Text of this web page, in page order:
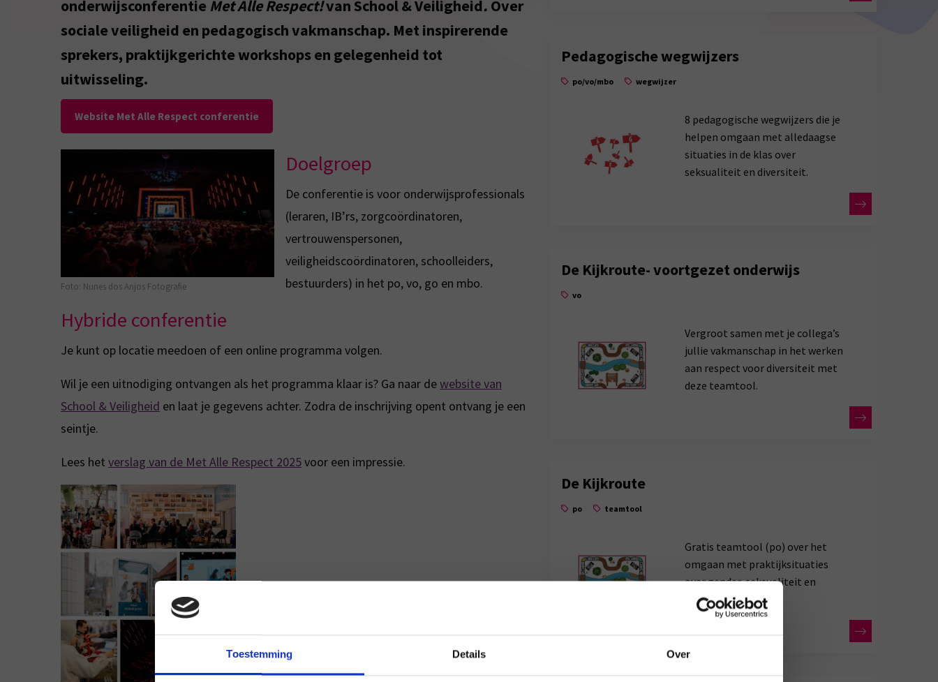
Toestemming Details Over
onderwijsconferentie Met Alle Respect!van School & Veiligheid. Over
sociale veiligheid en pedagogisch vakmanschap. Met inspirerende
sprekers, praktijkgerichte workshops en gelegenheid tot
uitwisseling.
Website Met Alle Respect conferentie
Foto: Nunes dos Anjos Fotografie
Doelgroep
De conferentie is voor onderwijsprofessionals
(leraren, IB’rs, zorgcoördinatoren,
vertrouwenspersonen,
veiligheidscoördinatoren, schoolleiders,
bestuurders) in het po, vo, go en mbo.
Hybride conferentie
Je kunt op locatie meedoen of een online programma volgen.
Wil je een uitnodiging ontvangen als het programma klaar is? Ga naar dewebsite van
School & Veiligheid en laat je gegevens achter. Zodra de inschrijving opent ontvang je een
seintje.
Lees het verslag van de Met Alle Respect 2025voor een impressie.
Pedagogische wegwijzers
po/vo/mbo wegwijzer
8 pedagogische wegwijzers die je
helpen omgaan met alledaagse
situaties in de klas over
seksualiteit en diversiteit.
De Kijkroute- voortgezet onderwijs
vo
Vergroot samen met je collega’s
jullie vakmanschap in het werken
aan respect voor diversiteit met
deze teamtool.
De Kijkroute
po teamtool
Gratis teamtool (po) over het
omgaan met praktijksituaties
over gender, seksualiteit en
seksuele diversiteit.